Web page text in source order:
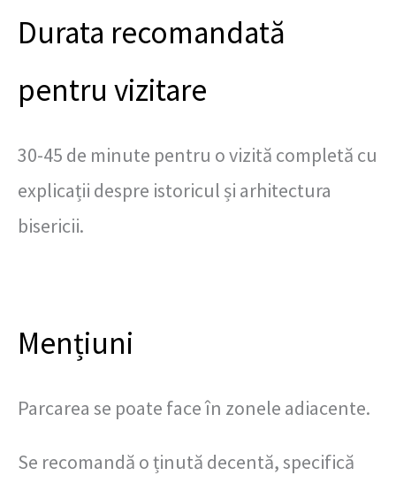
Durata recomandată
pentru vizitare
30-45 de minute pentru o vizită completă cu
explicații despre istoricul și arhitectura
bisericii.
Mențiuni
Parcarea se poate face în zonele adiacente.
Se recomandă o ținută decentă, specifică